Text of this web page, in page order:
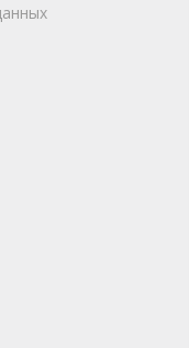
через любой